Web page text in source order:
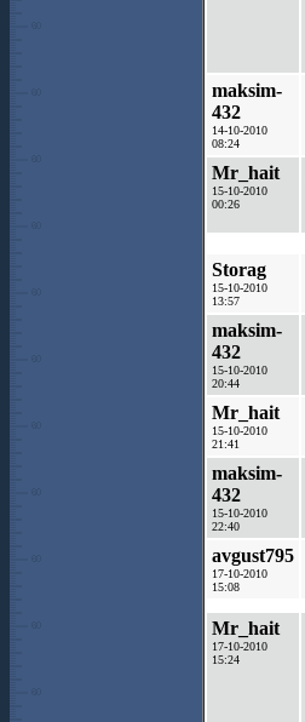
maksim-
432
14-10-2010
08:24
Mr_hait
15-10-2010
00:26
Storag
15-10-2010
13:57
maksim-
432
15-10-2010
20:44
Mr_hait
15-10-2010
21:41
maksim-
432
15-10-2010
22:40
avgust795
17-10-2010
15:08
Mr_hait
17-10-2010
15:24